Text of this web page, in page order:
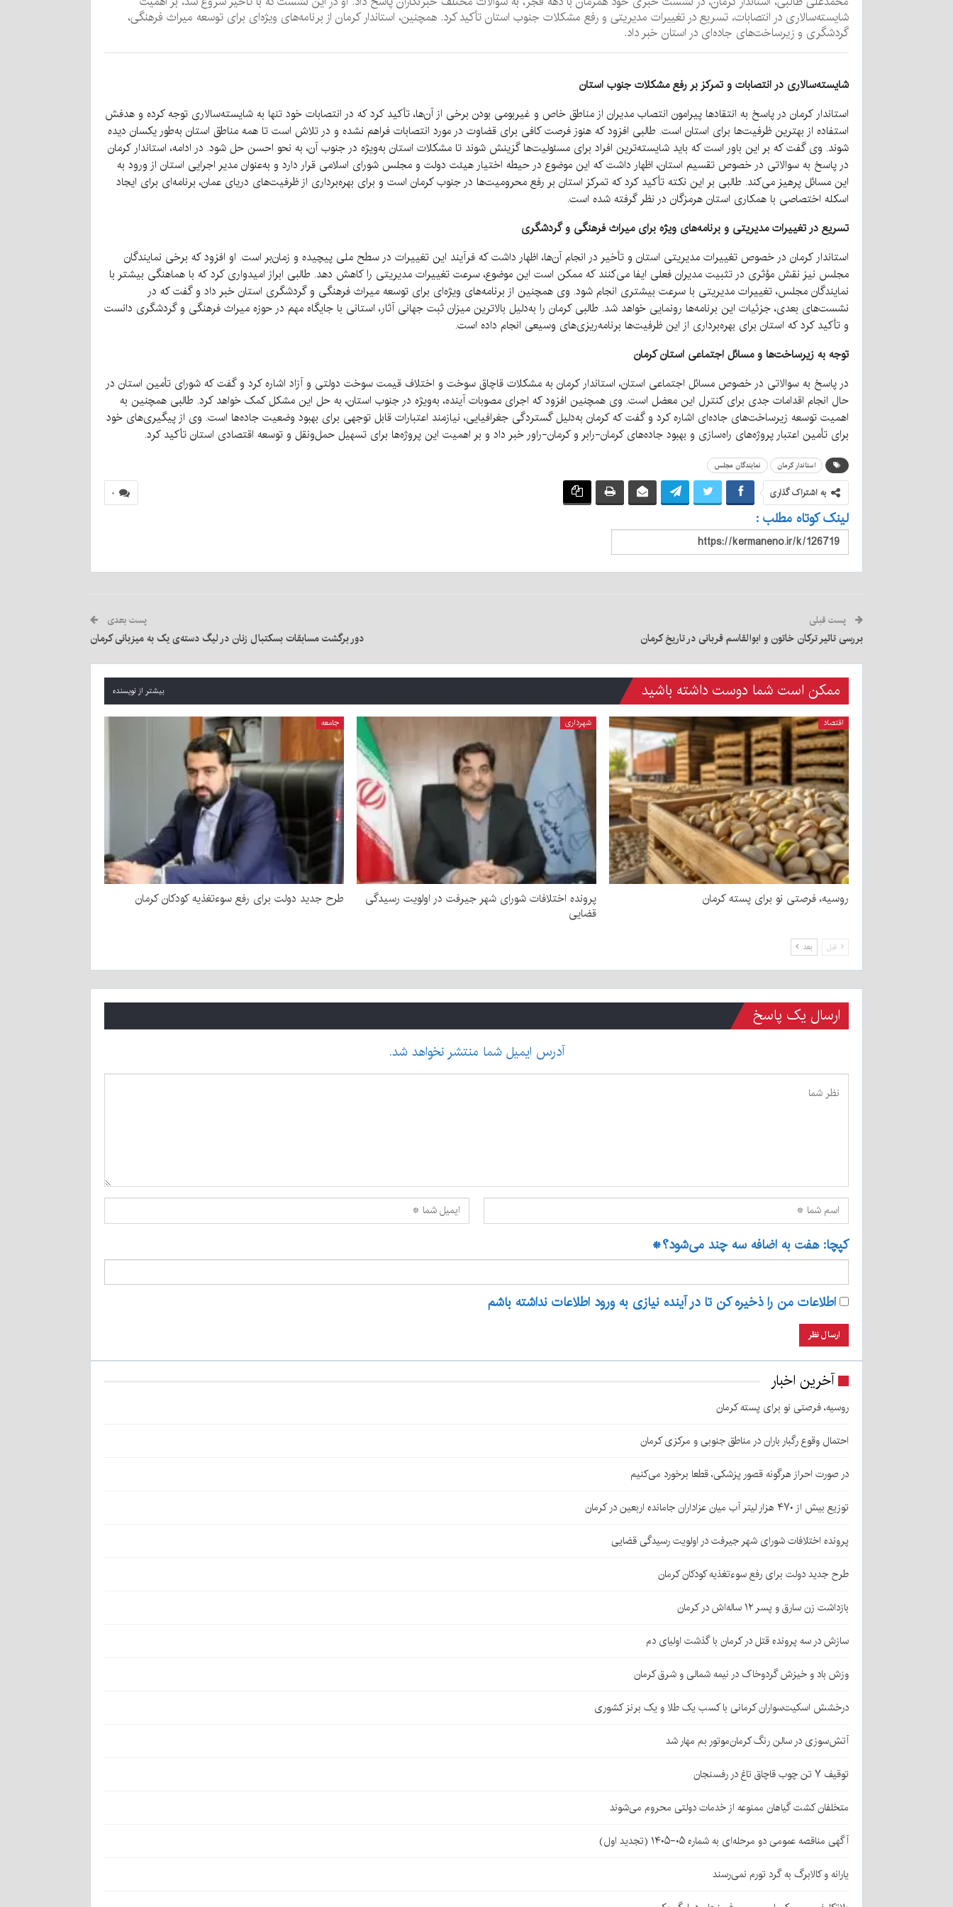
شایسته‌سالاری در انتصابات، تسریع در تغییرات مدیریتی و رفع مشکلات جنوب استان تأکید کرد. همچنین، استاندار کرمان از برنامه‌های ویژه‌ای برای توسعه میراث فرهنگی،
گردشگری و زیرساخت‌های جاده‌ای در استان خبر داد.
شایسته‌سالاری در انتصابات و تمرکز بر رفع مشکلات جنوب استان
استاندار کرمان در پاسخ به انتقادها پیرامون انتصاب مدیران از مناطق خاص و غیربومی بودن برخی از آن‌ها، تأکید کرد که در انتصابات خود تنها به شایسته‌سالاری توجه کرده و هدفش
استفاده از بهترین ظرفیت‌ها برای استان است. طالبی افزود که هنوز فرصت کافی برای قضاوت در مورد انتصابات فراهم نشده و در تلاش است تا همه مناطق استان به‌طور یکسان دیده
شوند. وی گفت که بر این باور است که باید شایسته‌ترین افراد برای مسئولیت‌ها گزینش شوند تا مشکلات استان به‌ویژه در جنوب آن، به نحو احسن حل شود. در ادامه، استاندار کرمان
در پاسخ به سوالاتی در خصوص تقسیم استان، اظهار داشت که این موضوع در حیطه اختیار هیئت دولت و مجلس شورای اسلامی قرار دارد و به‌عنوان مدیر اجرایی استان از ورود به
این مسائل پرهیز می‌کند. طالبی بر این نکته تأکید کرد که تمرکز استان بر رفع محرومیت‌ها در جنوب کرمان است و برای بهره‌برداری از ظرفیت‌های دریای عمان، برنامه‌ای برای ایجاد
اسکله اختصاصی با همکاری استان هرمزگان در نظر گرفته شده است.
تسریع در تغییرات مدیریتی و برنامه‌های ویژه برای میراث فرهنگی و گردشگری
استاندار کرمان در خصوص تغییرات مدیریتی استان و تأخیر در انجام آن‌ها، اظهار داشت که فرآیند این تغییرات در سطح ملی پیچیده و زمان‌بر است. او افزود که برخی نمایندگان
مجلس نیز نقش مؤثری در تثبیت مدیران فعلی ایفا می‌کنند که ممکن است این موضوع، سرعت تغییرات مدیریتی را کاهش دهد. طالبی ابراز امیدواری کرد که با هماهنگی بیشتر با
نمایندگان مجلس، تغییرات مدیریتی با سرعت بیشتری انجام شود. وی همچنین از برنامه‌های ویژه‌ای برای توسعه میراث فرهنگی و گردشگری استان خبر داد و گفت که در
نشست‌های بعدی، جزئیات این برنامه‌ها رونمایی خواهد شد. طالبی کرمان را به‌دلیل بالاترین میزان ثبت جهانی آثار، استانی با جایگاه مهم در حوزه میراث فرهنگی و گردشگری دانست
و تأکید کرد که استان برای بهره‌برداری از این ظرفیت‌ها برنامه‌ریزی‌های وسیعی انجام داده است.
توجه به زیرساخت‌ها و مسائل اجتماعی استان کرمان
در پاسخ به سوالاتی در خصوص مسائل اجتماعی استان، استاندار کرمان به مشکلات قاچاق سوخت و اختلاف قیمت سوخت دولتی و آزاد اشاره کرد و گفت که شورای تأمین استان در
حال انجام اقدامات جدی برای کنترل این معضل است. وی همچنین افزود که اجرای مصوبات آینده، به‌ویژه در جنوب استان، به حل این مشکل کمک خواهد کرد. طالبی همچنین به
اهمیت توسعه زیرساخت‌های جاده‌ای اشاره کرد و گفت که کرمان به‌دلیل گستردگی جغرافیایی، نیازمند اعتبارات قابل توجهی برای بهبود وضعیت جاده‌ها است. وی از پیگیری‌های خود
برای تأمین اعتبار پروژه‌های راه‌سازی و بهبود جاده‌های کرمان-رابر و کرمان-راور خبر داد و بر اهمیت این پروژه‌ها برای تسهیل حمل‌ونقل و توسعه اقتصادی استان تأکید کرد.
استاندار کرمان نمایندگان مجلس
۰ به اشتراک گذاری
لینک کوتاه مطلب :
پست قبلی
بررسی تاثیر ترکان خاتون و ابوالقاسم قربانی در تاریخ کرمان
پست بعدی
دور برگشت مسابقات بسکتبال زنان در لیگ دسته‌ی یک به میزبانی کرمان
ممکن است شما دوست داشته باشید بیشتر از نویسنده
اقتصاد
روسیه، فرصتی نو برای پسته کرمان
شهرداری
پرونده اختلافات شورای شهر جیرفت در اولویت رسیدگی
قضایی
جامعه
طرح جدید دولت برای رفع سوءتغذیه کودکان کرمان
قبل بعد
ارسال یک پاسخ
آدرس ایمیل شما منتشر نخواهد شد.
کپچا: هفت به اضافه سه چند می‌شود؟*
اطلاعات من را ذخیره کن تا در آینده نیازی به ورود اطلاعات نداشته باشم
آخرین اخبار
روسیه، فرصتی نو برای پسته کرمان
احتمال وقوع رگبار باران در مناطق جنوبی و مرکزی کرمان
در صورت احراز هرگونه قصور پزشکی، قطعا برخورد می‌کنیم
توزیع بیش از ۴۷۰ هزار لیتر آب میان عزاداران جامانده اربعین در کرمان
پرونده اختلافات شورای شهر جیرفت در اولویت رسیدگی قضایی
طرح جدید دولت برای رفع سوءتغذیه کودکان کرمان
بازداشت زن سارق و پسر ۱۲ ساله‌اش در کرمان
سازش در سه پرونده قتل در کرمان با گذشت اولیای دم
وزش باد و خیزش گردوخاک در نیمه شمالی و شرق کرمان
درخشش اسکیت‌سواران کرمانی با کسب یک طلا و یک برنز کشوری
آتش‌سوزی در سالن رنگ کرمان‌موتور بم مهار شد
توقیف ۷ تن چوب قاچاق تاغ در رفسنجان
متخلفان کشت گیاهان ممنوعه از خدمات دولتی محروم می‌شوند
آگهی مناقصه عمومی دو مرحله‌ای به شماره ۰۵-۱۴۰۵ (تجدید اول)
یارانه و کالابرگ به گرد تورم نمی‌رسند